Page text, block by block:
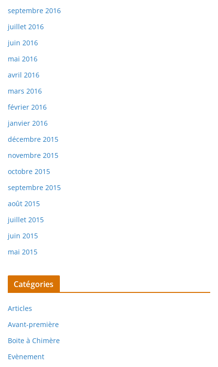
septembre 2016
juillet 2016
juin 2016
mai 2016
avril 2016
mars 2016
février 2016
janvier 2016
décembre 2015
novembre 2015
octobre 2015
septembre 2015
août 2015
juillet 2015
juin 2015
mai 2015
Catégories
Articles
Avant-première
Boite à Chimère
Evènement